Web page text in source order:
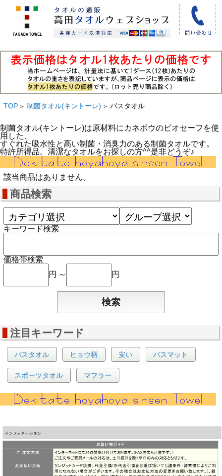
TOP > 制菌タオル(キントーレ) > バスタオル
制菌タオル(キントーレ)は原材料にカネボウのビオセーフを使
用した、
すぐれた吸水性と高い制菌・消臭力のある制菌タオルです。
特許所得品。清潔なタオルをお探しの方^^是非どうぞ♪
該当商品はありません。
商品検索
キーワード検索
価格帯検索
円 ～
円
注目キーワード
バスタオル ヒョウ柄 安い バスマット
スポーツタオル マフラー